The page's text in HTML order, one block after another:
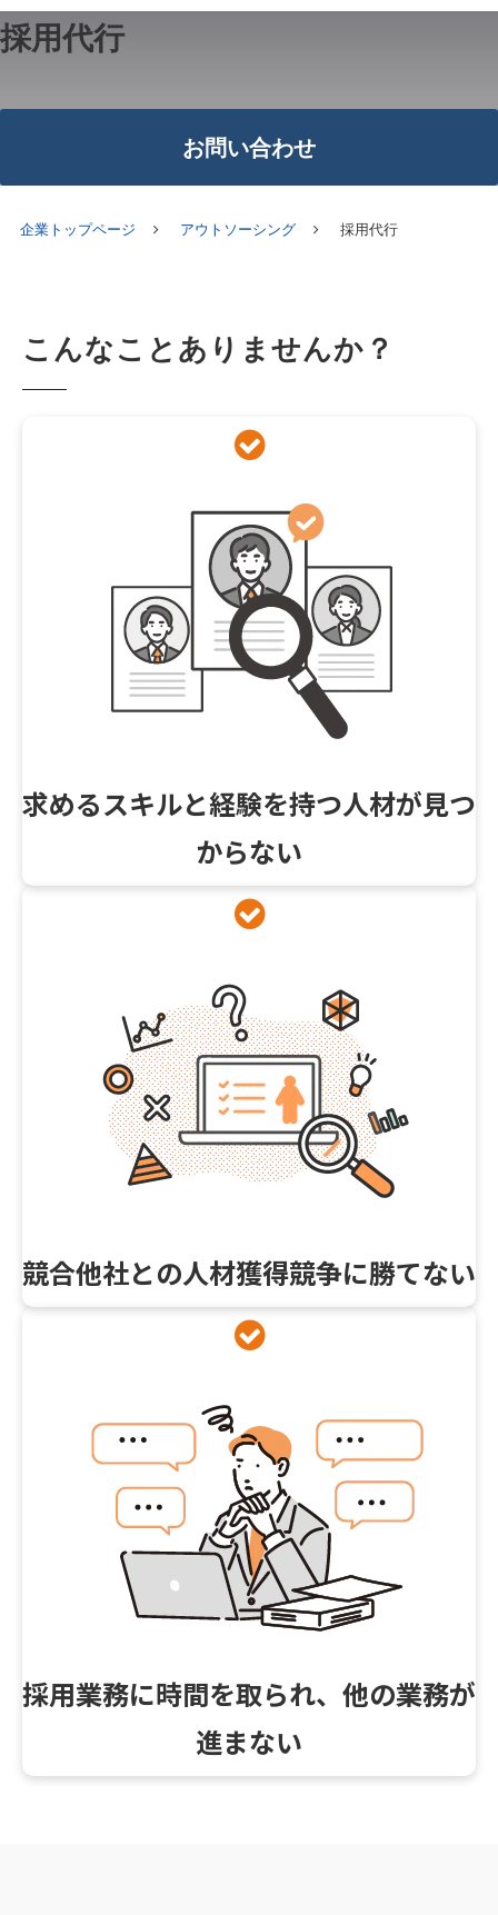
採用代行
お問い合わせ
企業トップページ アウトソーシング 採用代行
こんなことありませんか？
求めるスキルと経験を持つ人材が見つ
からない
競合他社との人材獲得競争に勝てない
採用業務に時間を取られ、他の業務が
進まない